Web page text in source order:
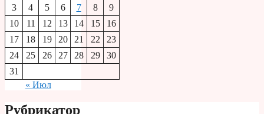
3
4 5 6 7 8
9
10
11 12 13 14 15
16
17
18 19 20 21 22
23
24
25 26 27 28 29
30
31
« Июл
Рубрикатор